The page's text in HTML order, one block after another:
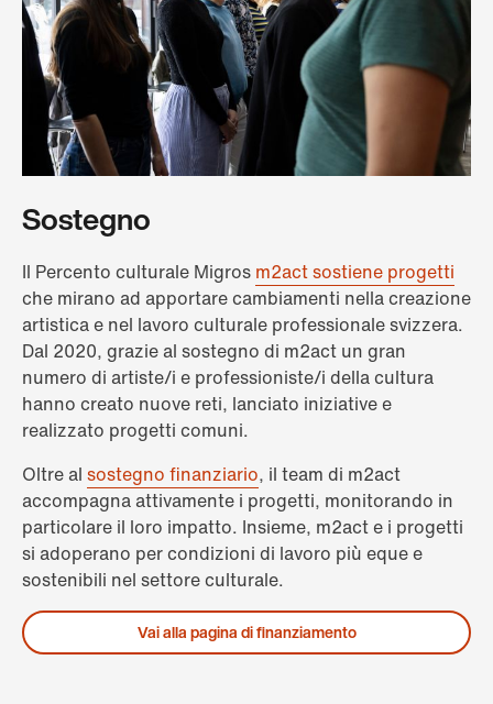
Sostegno
Il Percento culturale Migros m2act sostiene progetti
che mirano ad apportare cambiamenti nella creazione
artistica e nel lavoro culturale professionale svizzera.
Dal 2020, grazie al sostegno di m2act un gran
numero di artiste/i e professioniste/i della cultura
hanno creato nuove reti, lanciato iniziative e
realizzato progetti comuni.
Oltre al sostegno finanziario, il team di m2act
accompagna attivamente i progetti, monitorando in
particolare il loro impatto. Insieme, m2act e i progetti
si adoperano per condizioni di lavoro più eque e
sostenibili nel settore culturale.
Vai alla pagina di finanziamento